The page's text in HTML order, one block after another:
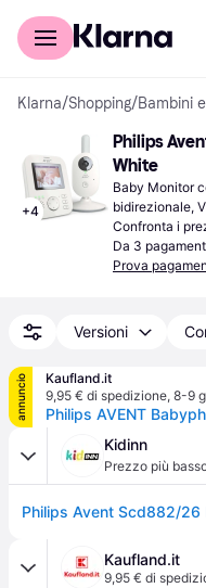
Per il tuo shopping
Klarna/Shopping/Bambini
+4
Philips
White
Baby Monitor
bidirezionale,
(interni): 164ft,
Confronta i
Da 3
Prova
Versioni
annuncio
Kaufland.it
9,95 € di spedizione, 8-9
Kidinn
Prezzo più
Kaufland.it
9,95 € di